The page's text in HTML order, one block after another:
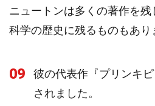
ニュートンは多くの著作を
科学の歴史に残るものもあり
09
彼の代表作『プリンキ
されました。